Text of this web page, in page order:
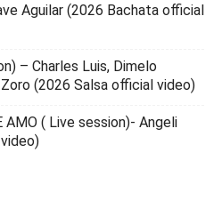
Aguilar (2026 Bachata official
– Charles Luis, Dimelo
(2026 Salsa official video)
AMO ( Live session)- Angeli